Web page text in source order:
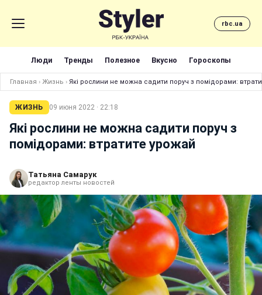
rbc.ua
Люди Тренды Полезное Вкусно Гороскопы
Главная › Жизнь › Які рослини не можна садити поруч з помідорами:
ЖИЗНЬ 09 июня 2022 · 22:18
Які рослини не можна садити поруч з
помідорами: втратите урожай
Татьяна Самарук
редактор ленты новостей